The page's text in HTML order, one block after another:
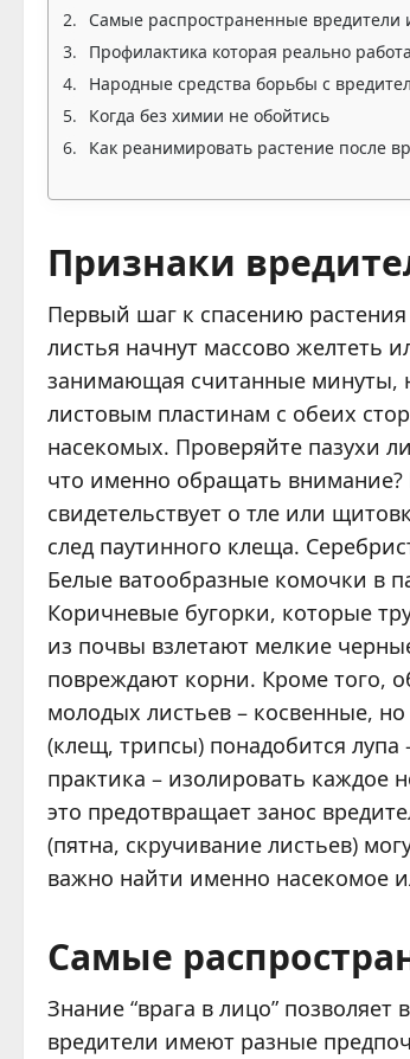
Самые распространенные вредители
Профилактика которая реально
Народные средства борьбы с
Когда без химии не обойтись
Как реанимировать растение после
Признаки
Первый шаг к спасению
листья начнут массово желтеть
занимающая считанные минуты,
листовым пластинам с обеих
насекомых. Проверяйте пазухи
что именно обращать внимание?
свидетельствует о тле или
след паутинного клеща.
Белые ватообразные комочки в
Коричневые бугорки, которые
из почвы взлетают мелкие
повреждают корни. Кроме того,
молодых листьев – косвенные,
(клещ, трипсы) понадобится
практика – изолировать каждое
это предотвращает занос
(пятна, скручивание листьев)
важно найти именно насекомое
Самые
Знание “врага в лицо”
вредители имеют разные